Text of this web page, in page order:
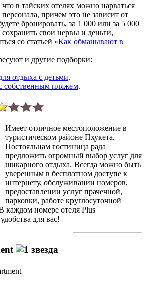
в тайских отелях можно нарваться
причем это не зависит от
бронировать, за 1 000 или за 5 000
свои нервы и деньги,
со статьей «Как обманывают в
и другие подборки:
отдыха с детьми.
собственным пляжем.
Имеет отличное местоположение в
туристическом районе Пхукета.
Постояльцам гостиница рада
предложить огромный выбор услуг для
шикарного отдыха. Всегда можно быть
уверенным в бесплатном доступе к
интернету, обслуживании номеров,
предоставлении услуг прачечной,
парковки, работе круглосуточной
каждом номере отеля Plus
для вас!